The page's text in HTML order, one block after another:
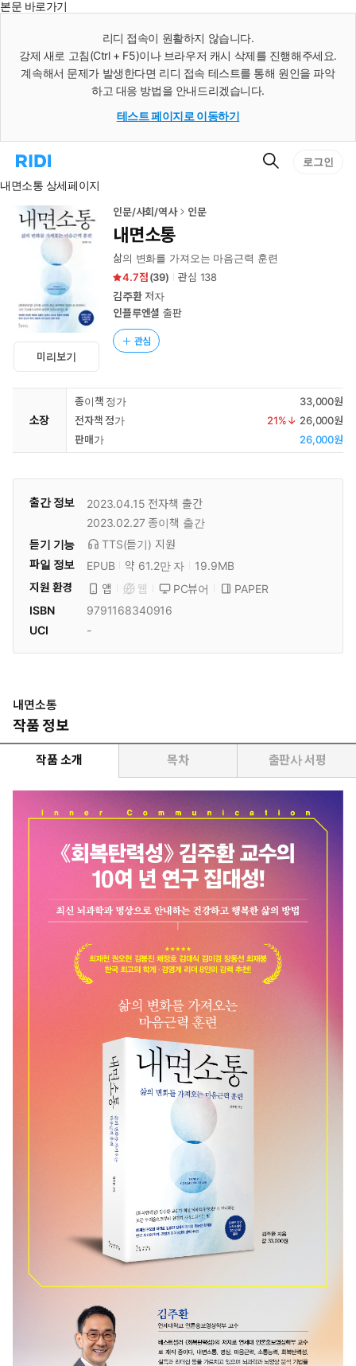
본문 바로가기
리디 접속이 원활하지 않습니다.
강제 새로 고침(Ctrl + F5)이나 브라우저 캐시 삭제를 진행해주세요.
계속해서 문제가 발생한다면 리디 접속 테스트를 통해 원인을 파악
하고 대응 방법을 안내드리겠습니다.
테스트 페이지로 이동하기
리
홈
이
동
검
로그인
내면소통 상세페이지
미리보기
인문/사회/역사 인문
내면소통
삶의 변화를 가져오는 마음근력 훈련
4.7
(39) 관심 138
김주환저자
인플루엔셜 출판
관심
소장
종이책 정가
33,000원
전자책 정가
21%↓ 26,000원
판매가
26,000원
출간 정보 2023.04.15 전자책 출간
2023.02.27 종이책 출간
듣기 기능
TTS(듣기) 지원
파일 정보
EPUB 약 61.2만 자
19.9MB
지원 환경
앱 웹 PC뷰어
PAPER
ISBN
9791168340916
UCI
-
내면소통
작품 정보
작품 소개 목차 출판사 서평